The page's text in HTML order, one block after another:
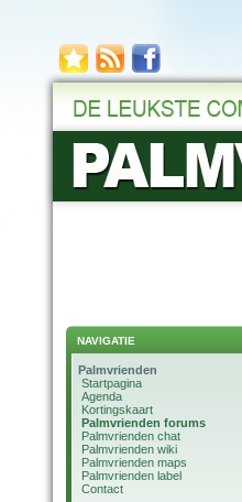
NAVIGATIE
Palmvrienden
Startpagina
Agenda
Kortingskaart
Palmvrienden forums
Palmvrienden chat
Palmvrienden wiki
Palmvrienden maps
Palmvrienden label
Contact